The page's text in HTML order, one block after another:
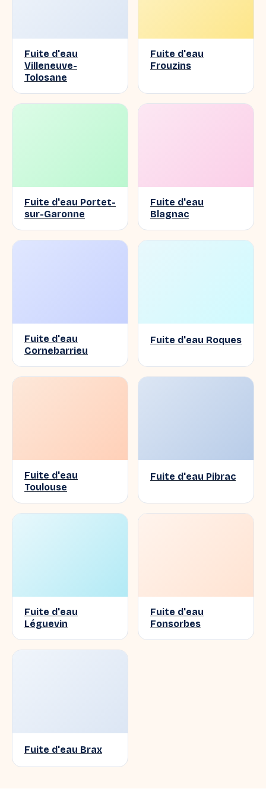
Fuite d'eau
Villeneuve-
Tolosane
Fuite d'eau
Frouzins
Fuite d'eau Portet-
sur-Garonne
Fuite d'eau
Blagnac
Fuite d'eau
Cornebarrieu
Fuite d'eau Roques
Fuite d'eau
Toulouse
Fuite d'eau Pibrac
Fuite d'eau
Léguevin
Fuite d'eau
Fonsorbes
Fuite d'eau Brax